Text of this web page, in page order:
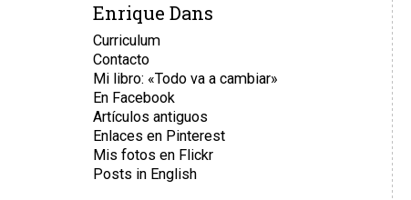
Enrique Dans
Curriculum
Contacto
Mi libro: «Todo va a cambiar»
En Facebook
Artículos antiguos
Enlaces en Pinterest
Mis fotos en Flickr
Posts in English